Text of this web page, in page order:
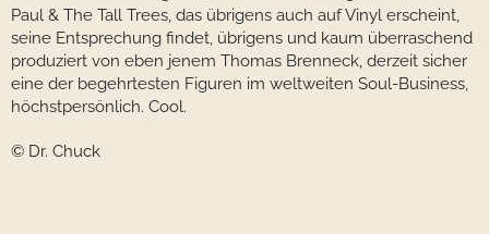
Paul & The Tall Trees, das übrigens auch auf Vinyl erscheint,
seine Entsprechung findet, übrigens und kaum überraschend
produziert von eben jenem Thomas Brenneck, derzeit sicher
eine der begehrtesten Figuren im weltweiten Soul-Business,
höchstpersönlich. Cool.
© Dr. Chuck